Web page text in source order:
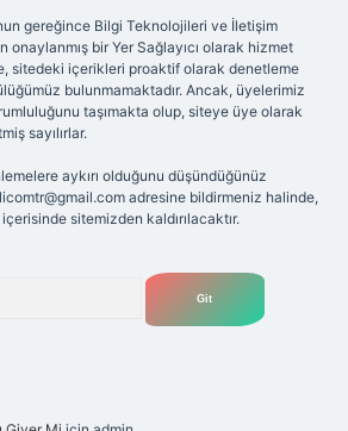
gereğince Bilgi Teknolojileri ve İletişim
onaylanmış bir Yer Sağlayıcı olarak hizmet
sitedeki içerikleri proaktif olarak denetleme
bulunmamaktadır. Ancak, üyelerimiz
taşımakta olup, siteye üye olarak
sayılırlar.
aykırı olduğunu düşündüğünüz
adresine bildirmeniz halinde,
sitemizden kaldırılacaktır.